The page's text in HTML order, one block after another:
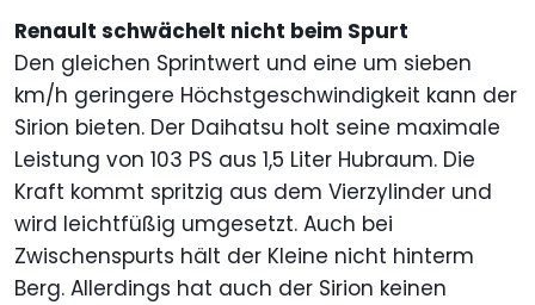
Renault schwächelt nicht beim Spurt
Den gleichen Sprintwert und eine um sieben
km/h geringere Höchstgeschwindigkeit kann der
Sirion bieten. Der Daihatsu holt seine maximale
Leistung von 103 PS aus 1,5 Liter Hubraum. Die
Kraft kommt spritzig aus dem Vierzylinder und
wird leichtfüßig umgesetzt. Auch bei
Zwischenspurts hält der Kleine nicht hinterm
Berg. Allerdings hat auch der Sirion keinen